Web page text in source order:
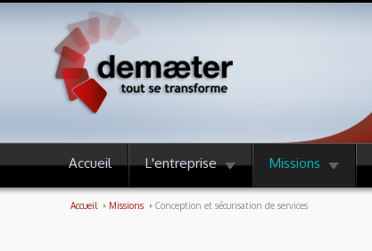
Accueil L'entreprise Missions
Accueil Missions Conception et sécurisation de services